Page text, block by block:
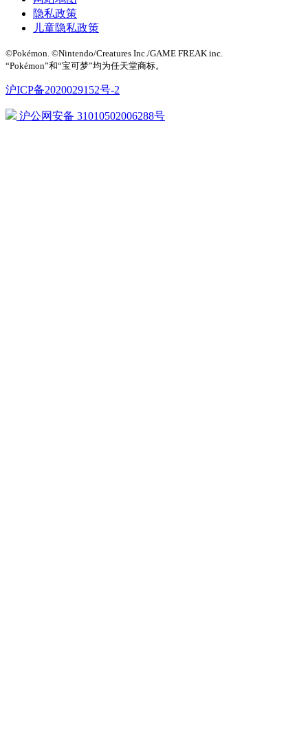
隐私政策
儿童隐私政策
©Pokémon. ©Nintendo/Creatures Inc./GAME FREAK inc.
“Pokémon”和“宝可梦”均为任天堂商标。
沪ICP备2020029152号-2
沪公网安备 31010502006288号